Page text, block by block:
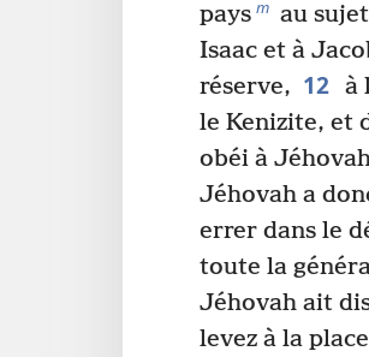
pays m au
Isaac et à
réserve, 12 à
le Kenizite, et
obéi à
Jéhovah a
errer dans le
toute la
Jéhovah ait
levez à la